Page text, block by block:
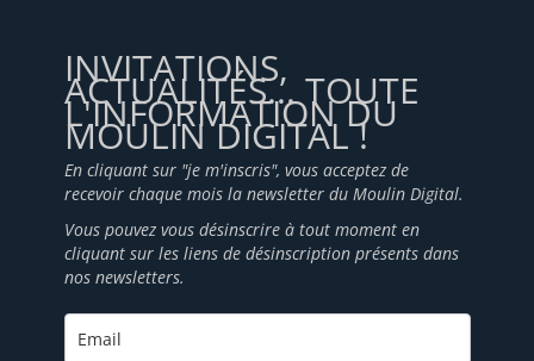
INVITATIONS,
ACTUALITÉS... TOUTE
L'INFORMATION DU
MOULIN DIGITAL !
En cliquant sur "je m'inscris", vous acceptez de
recevoir chaque mois la newsletter du Moulin Digital.
Vous pouvez vous désinscrire à tout moment en
cliquant sur les liens de désinscription présents dans
nos newsletters.